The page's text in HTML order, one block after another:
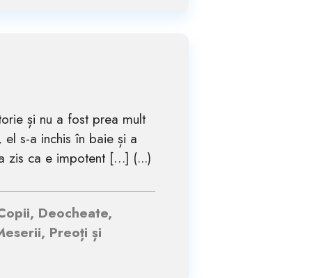
și nu a fost prea mult
s-a inchis în baie și a
zis ca e impotent […] (...)
Deocheate,
Preoți și